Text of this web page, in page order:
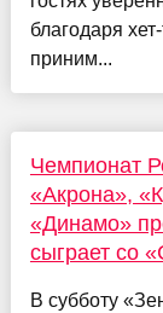
благодаря
приним...
Чемпионат
«Акрона»,
«Динамо»
сыграет со
В субботу